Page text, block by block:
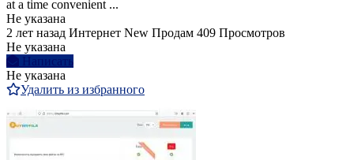
at a time convenient ...
Не указана
2 лет назад Интернет New Продам 409 Просмотров
Не указана
Написать
Не указана
Удалить из избранного